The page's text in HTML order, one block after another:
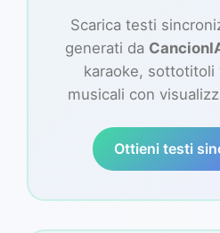
Scarica testi
generati da
karaoke, sottotitoli
musicali con
Ottieni testi